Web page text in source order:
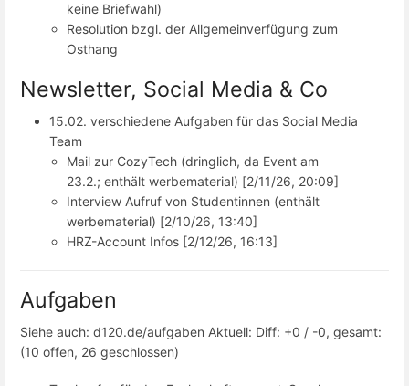
keine Briefwahl)
Resolution bzgl. der Allgemeinverfügung zum
Osthang
Newsletter, Social Media & Co
15.02. verschiedene Aufgaben für das Social Media
Team
Mail zur CozyTech (dringlich, da Event am
23.2.; enthält werbematerial) [2/11/26, 20:09]
Interview Aufruf von Studentinnen (enthält
werbematerial) [2/10/26, 13:40]
HRZ-Account Infos [2/12/26, 16:13]
Aufgaben
Siehe auch: d120.de/aufgaben Aktuell: Diff: +0 / -0, gesamt:
(10 offen, 26 geschlossen)